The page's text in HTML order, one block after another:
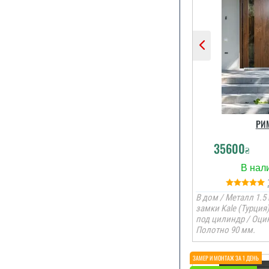
Двері
35600₴
В дом / Металл 1.5
замки Kale
под цилиндр /
Полотно 90 мм.